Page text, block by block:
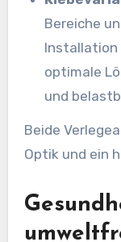
Bereiche
Installation
optimale
und
Beide
Optik und ein